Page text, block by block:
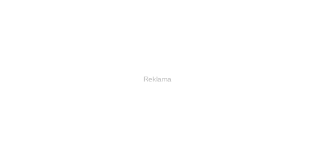
Reklama